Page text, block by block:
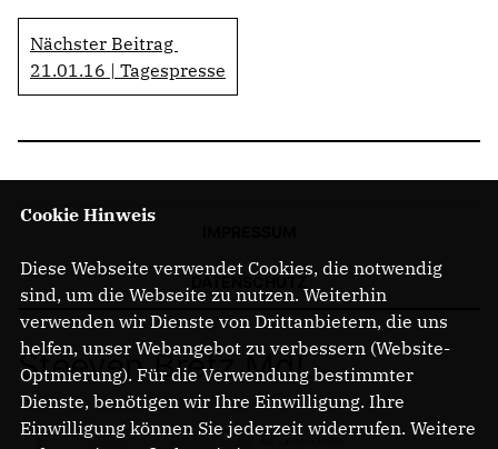
Nächster Beitrag
21.01.16 | Tagespresse
Steeven Bretz MdL
Cookie Hinweis
Diese Webseite verwendet Cookies, die notwendig
sind, um die Webseite zu nutzen. Weiterhin
verwenden wir Dienste von Drittanbietern, die uns
helfen, unser Webangebot zu verbessern (Website-
Optmierung). Für die Verwendung bestimmter
Dienste, benötigen wir Ihre Einwilligung. Ihre
Einwilligung können Sie jederzeit widerrufen. Weitere